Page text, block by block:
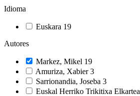
Idioma
Euskara 19
Autores
Markez, Mikel 19
Amuriza, Xabier3
Sarrionandia, Joseba 3
Euskal Herriko Trikitixa Elkartea